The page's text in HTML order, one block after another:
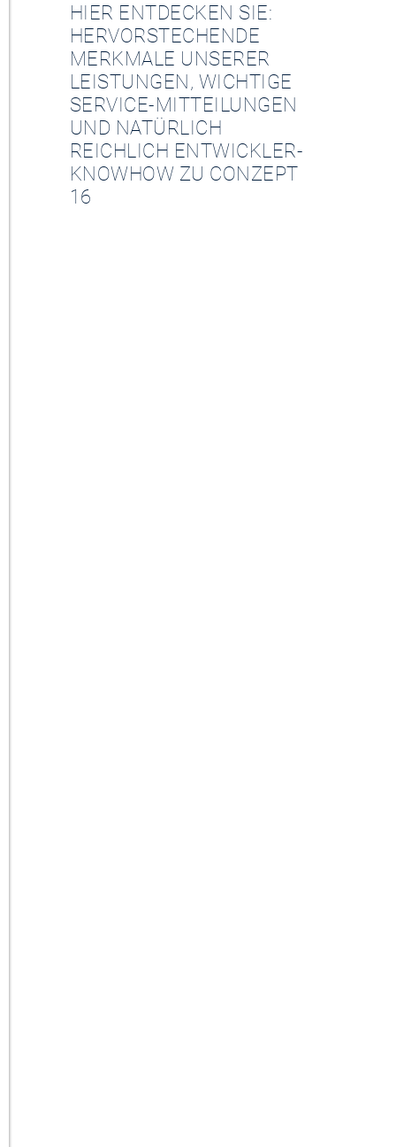
HIER ENTDECKEN SIE:
HERVORSTECHENDE
MERKMALE UNSERER
LEISTUNGEN, WICHTIGE
SERVICE-MITTEILUNGEN
UND NATÜRLICH
REICHLICH ENTWICKLER-
KNOWHOW ZU CONZEPT
16